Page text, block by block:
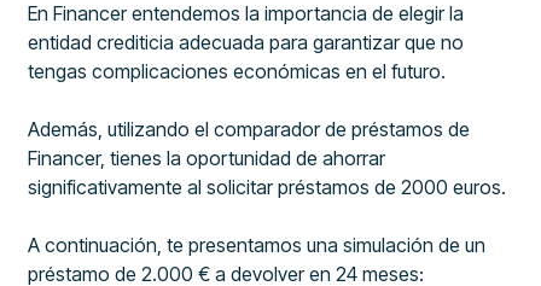
En Financer entendemos la importancia de elegir la
entidad crediticia adecuada para garantizar que no
tengas complicaciones económicas en el futuro.
Además, utilizando el comparador de préstamos de
Financer, tienes la oportunidad de ahorrar
significativamente al solicitar préstamos de 2000 euros.
A continuación, te presentamos una simulación de un
préstamo de 2.000 € a devolver en 24 meses: